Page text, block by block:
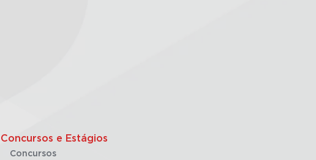
Concursos e Estágios
Concursos